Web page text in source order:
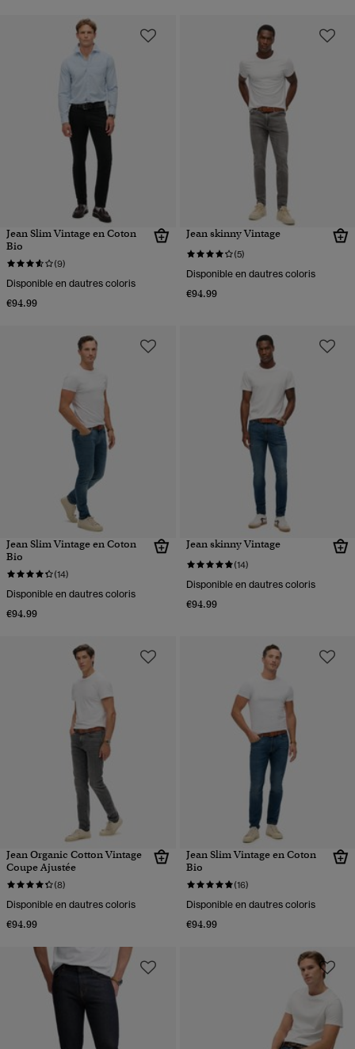
Jean Slim Vintage en Coton
Bio
(9)
Disponible en dautres coloris
€94.99
Jean skinny Vintage
(5)
Disponible en dautres coloris
€94.99
Jean Slim Vintage en Coton
Bio
(14)
Disponible en dautres coloris
€94.99
Jean skinny Vintage
(14)
Disponible en dautres coloris
€94.99
Jean Organic Cotton Vintage
Coupe Ajustée
(8)
Disponible en dautres coloris
€94.99
Jean Slim Vintage en Coton
Bio
(16)
Disponible en dautres coloris
€94.99